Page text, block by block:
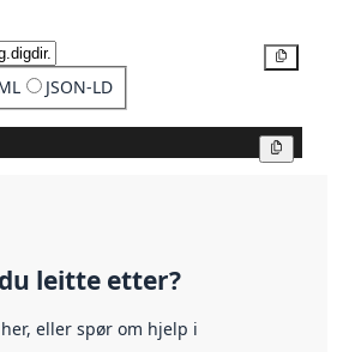
JSON-LD
leitte etter?
eller spør om hjelp i